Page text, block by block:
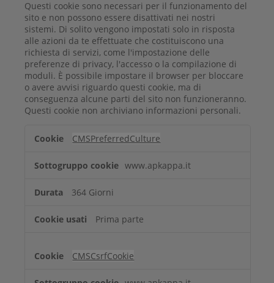
Questi cookie sono necessari per il funzionamento del
sito e non possono essere disattivati ​​nei nostri
sistemi. Di solito vengono impostati solo in risposta
alle azioni da te effettuate che costituiscono una
richiesta di servizi, come l'impostazione delle
preferenze di privacy, l'accesso o la compilazione di
moduli. È possibile impostare il browser per bloccare
o avere avvisi riguardo questi cookie, ma di
conseguenza alcune parti del sito non funzioneranno.
Questi cookie non archiviano informazioni personali.
strettamenteCMSPreferredCulture
www.apkappa.it
364 Giorni
Prima parte
CMSCsrfCookie